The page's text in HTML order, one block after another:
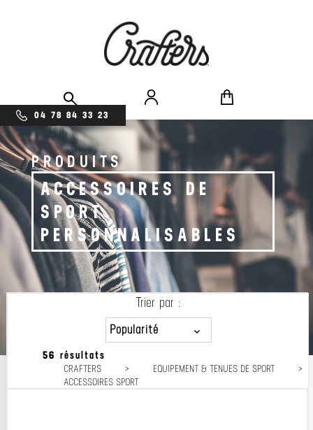
04 78 84 33 23
PRODUITS
ACCESSOIRES DE
SPORT
PERSONNALISABLES
56 résultats
CRAFTERS > EQUIPEMENT & TENUES DE SPORT
>
ACCESSOIRES SPORT
Trier par :
Popularité
Prix décroissant
Prix croissant